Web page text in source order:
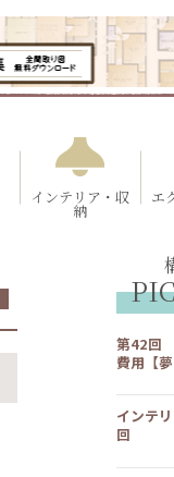
インテリア・収
納
エ
第42回
費用【
インテ
回